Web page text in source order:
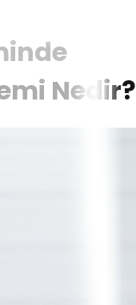
Nedir?